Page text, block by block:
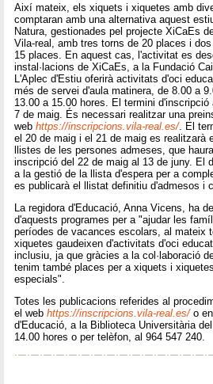
Així mateix, els xiquets i xiquetes amb
comptaran amb una alternativa aquest
Natura, gestionades pel projecte XiCaEs
Vila-real, amb tres torns de 20 places i
15 places. En aquest cas, l'activitat es
instal·lacions de XiCaEs, a la Fundació
L'Aplec d'Estiu oferirà activitats d'oci
més de servei d'aula matinera, de 8.00 a
13.00 a 15.00 hores. El termini d'inscripció
7 de maig. És necessari realitzar una
webhttps://inscripcions.vila-real.es/. El
el 20 de maig i el 21 de maig es realitzarà
llistes de les persones admeses, que
inscripció del 22 de maig al 13 de juny. El
a la gestió de la llista d'espera per a
es publicarà el llistat definitiu d'admesos i
La regidora d'Educació, Anna Vicens, ha
d'aquests programes per a "ajudar les
períodes de vacances escolars, al mateix
xiquetes gaudeixen d'activitats d'oci
inclusiu, ja que gràcies a la col·laboració
tenim també places per a xiquets i
especials".
Totes les publicacions referides al
el webhttps://inscripcions.vila-real.es/o en
d'Educació, a la Biblioteca Universitària
14.00 hores o per telèfon, al 964 547 240.